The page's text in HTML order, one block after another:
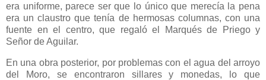
era uniforme, parece ser que lo único que merecía la pena
era un claustro que tenía de hermosas columnas, con una
fuente en el centro, que regaló el Marqués de Priego y
Señor de Aguilar.
En una obra posterior, por problemas con el agua del arroyo
del Moro, se encontraron sillares y monedas, lo que